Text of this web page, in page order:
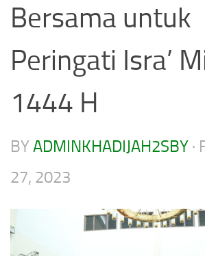
Bersama untuk
Peringati Isra’
1444 H
BYADMINKHADIJAH2SBY ·
27, 2023